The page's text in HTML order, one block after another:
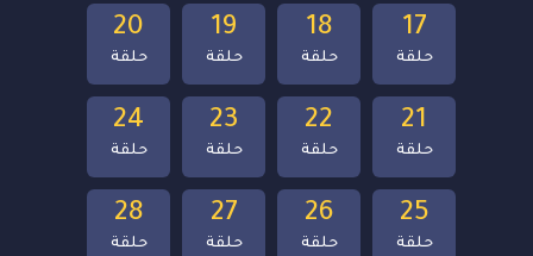
28
حلقة
27
حلقة
26
حلقة
25
حلقة
24
حلقة
23
حلقة
22
حلقة
21
حلقة
20
حلقة
19
حلقة
18
حلقة
17
حلقة